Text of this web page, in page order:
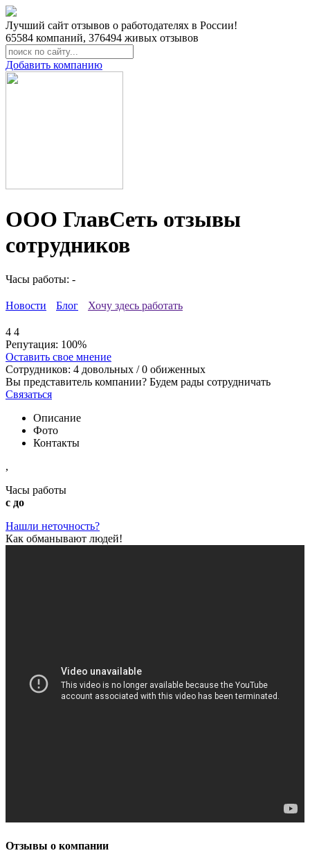
Лучший сайт отзывов о работодателях в России!
65584 компаний, 376494 живых отзывов
Добавить компанию
ООО ГлавСеть отзывы
сотрудников
Часы работы: -
Новости Блог Хочу здесь работать
4 4
Репутация: 100%
Оставить свое мнение
Сотрудников: 4 довольных /0 обиженных
Вы представитель компании? Будем рады сотрудничать
Связаться
Описание
Фото
Контакты
,
Часы работы
с до
Нашли неточность?
Как обманывают людей!
Отзывы о компании